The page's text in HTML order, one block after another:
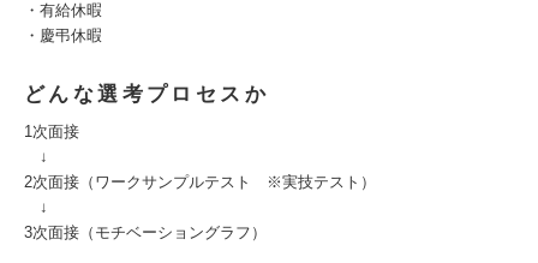
・有給休暇
・慶弔休暇
どんな選考プロセスか
1次面接
↓
2次面接（ワークサンプルテスト ※実技テスト）
↓
3次面接（モチベーショングラフ）